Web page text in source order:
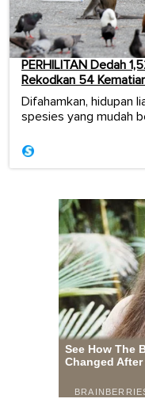
PERHILITAN Dedah
Rekodkan 54
Difahamkan, hidupan
spesies yang mudah